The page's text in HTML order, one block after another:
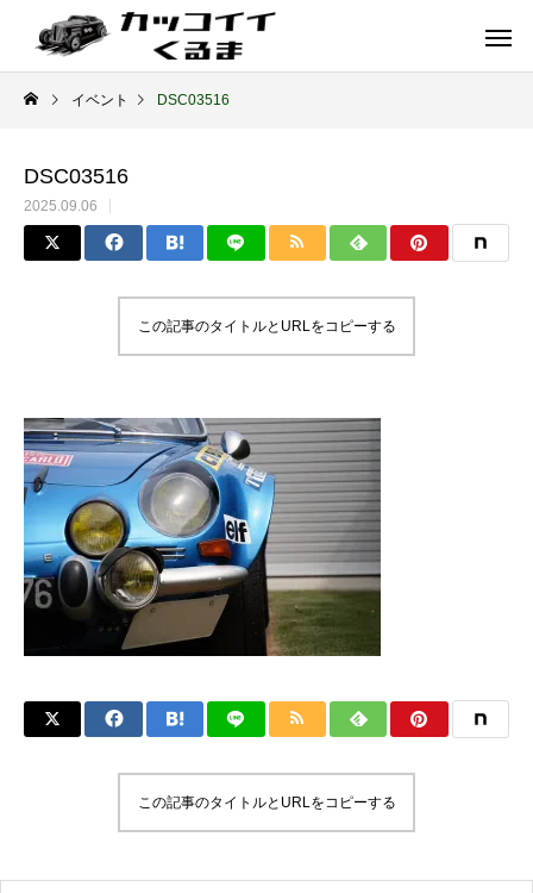
イギリス車
ENGLAND
ドイツ車
GERMANY
イベント DSC03516
DSC03516
2025.09.06
この記事のタイトルとURLをコピーする
この記事のタイトルとURLをコピーする